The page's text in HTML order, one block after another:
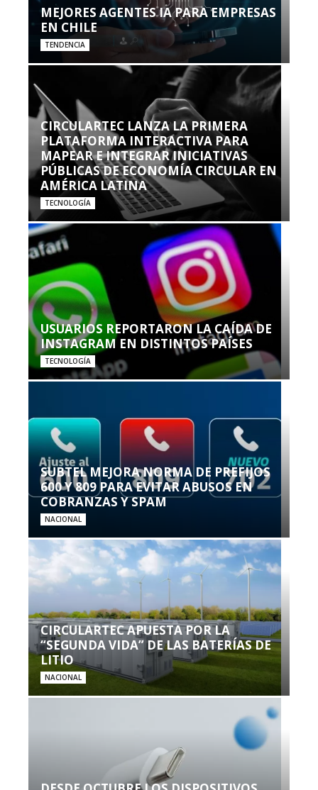
MEJORES AGENTES IA PARA EMPRESAS
EN CHILE
TENDENCIA
CIRCULARTEC LANZA LA PRIMERA
PLATAFORMA INTERACTIVA PARA
MAPEAR E INTEGRAR INICIATIVAS
PÚBLICAS DE ECONOMÍA CIRCULAR EN
AMÉRICA LATINA
TECNOLOGÍA
USUARIOS REPORTARON LA CAÍDA DE
INSTAGRAM EN DISTINTOS PAÍSES
TECNOLOGÍA
SUBTEL MEJORA NORMA DE PREFIJOS
600 Y 809 PARA EVITAR ABUSOS EN
COBRANZAS Y SPAM
NACIONAL
CIRCULARTEC APUESTA POR LA
“SEGUNDA VIDA” DE LAS BATERÍAS DE
LITIO
NACIONAL